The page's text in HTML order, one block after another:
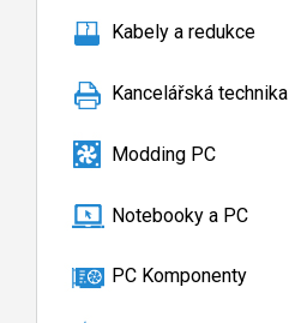
Kabely a redukce
Kancelářská technika
Modding PC
Notebooky a PC
PC Komponenty